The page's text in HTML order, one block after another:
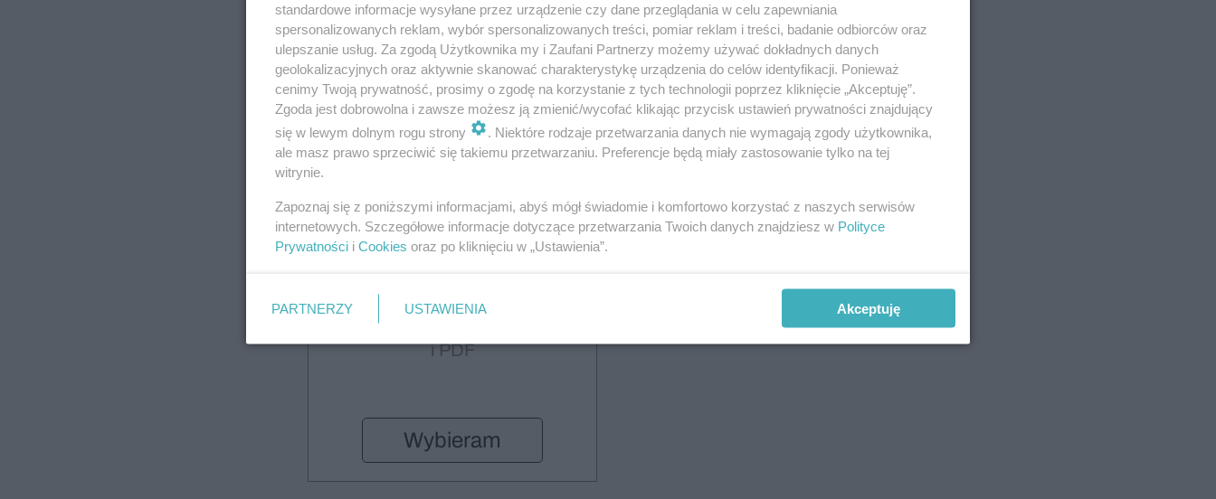
Wydanie
cyfrowe
70,00
4 wydania cyfrowe w wersji online
i PDF
Wybieram
standardowe informacje wysyłane przez urządzenie czy dane przeglądania w celu zapewniania
spersonalizowanych reklam, wybór spersonalizowanych treści, pomiar reklam i treści, badanie odbiorców oraz
ulepszanie usług. Za zgodą Użytkownika my i Zaufani Partnerzy możemy używać dokładnych danych
geolokalizacyjnych oraz aktywnie skanować charakterystykę urządzenia do celów identyfikacji. Ponieważ
cenimy Twoją prywatność, prosimy o zgodę na korzystanie z tych technologii poprzez kliknięcie „Akceptuję”.
Zgoda jest dobrowolna i zawsze możesz ją zmienić/wycofać klikając przycisk ustawień prywatności znajdujący
się w lewym dolnym rogu strony
. Niektóre rodzaje przetwarzania danych nie wymagają zgody użytkownika,
ale masz prawo sprzeciwić się takiemu przetwarzaniu. Preferencje będą miały zastosowanie tylko na tej
witrynie.
Zapoznaj się z poniższymi informacjami, abyś mógł świadomie i komfortowo korzystać z naszych serwisów
internetowych. Szczegółowe informacje dotyczące przetwarzania Twoich danych znajdziesz w Polityce
Prywatności i Cookies oraz po kliknięciu w „Ustawienia”.
PARTNERZY USTAWIENIA Akceptuję